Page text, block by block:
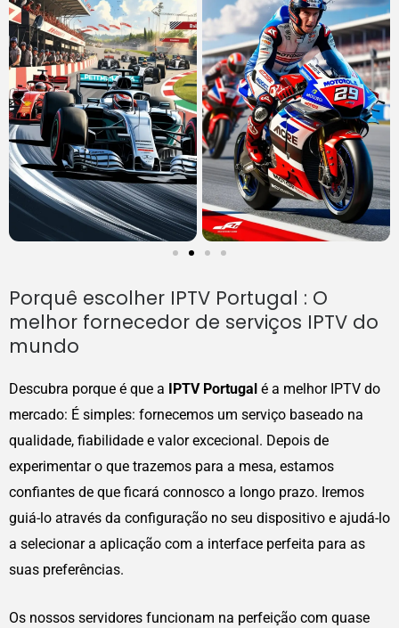
Porquê escolher IPTV Portugal : O
melhor fornecedor de serviços IPTV do
mundo
Descubra porque é que a IPTV Portugal é a melhor IPTV do
mercado: É simples: fornecemos um serviço baseado na
qualidade, fiabilidade e valor excecional. Depois de
experimentar o que trazemos para a mesa, estamos
confiantes de que ficará connosco a longo prazo. Iremos
guiá-lo através da configuração no seu dispositivo e ajudá-lo
a selecionar a aplicação com a interface perfeita para as
suas preferências.
Os nossos servidores funcionam na perfeição com quase